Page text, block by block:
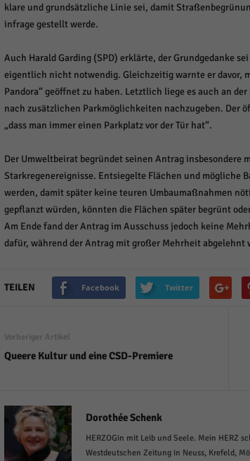
klare und grundsätzliche Linie sei, damit
infrage gestellt werde.
Auch Harald Garding (SPD) erklärte, der Grundgedanke
eigentlich nicht notwendig. Gleichzeitig warnte er davor,
Pandora“ geöffnet zu haben. Letztlich liege es auch an
nach zusätzlichen Parkmöglichkeiten nachzugeben.
„dass man immer einen Parkplatz vor der Tür hat“.
Der Umweltbeirat begründet seinen Antrag insbesondere
Starkregenereignisse. Entsiegelte Flächen und
werden, damit später keine teuren Umbaumaßnahmen
gepflanzt würden, könnten die Flächen später begrünt
Am Ende fand der Antrag im Ausschuss jedoch keine
dafür, während der Antrag mit großer Mehrheit abgelehnt
TEILEN Facebook Twitter
Vorheriger Artikel
Queere Kultur und eine CSD-Premiere
Dorothée Schenk
HERZOGin mit Leib und Seele. Mein HERZ
Westdeutschen Zeitung in Neuss, Krefeld,
keiner manuellen